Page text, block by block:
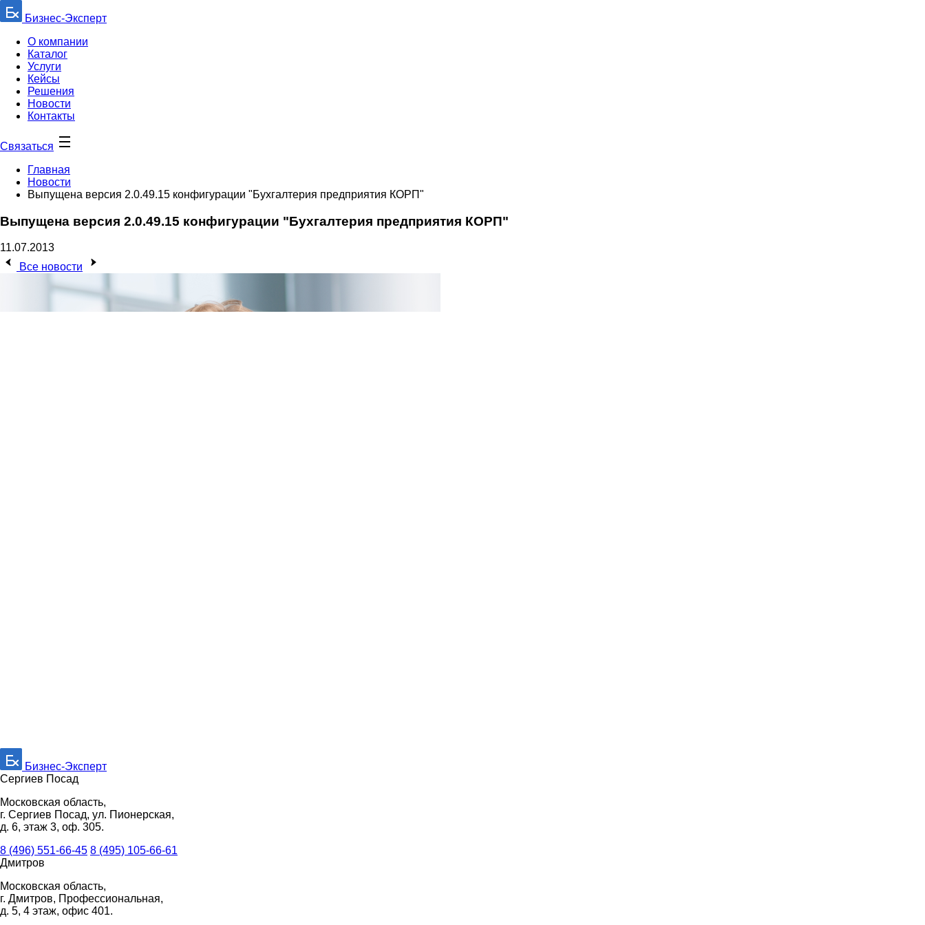
Бизнес-Эксперт
О компании
Каталог
Услуги
Кейсы
Решения
Новости
Контакты
Связаться
Главная
Новости
Выпущена версия 2.0.49.15 конфигурации "Бухгалтерия предприятия КОРП"
Выпущена версия 2.0.49.15 конфигурации "Бухгалтерия предприятия КОРП"
11.07.2013
Все новости
Бизнес-Эксперт
Сергиев Посад
Московская область,
г. Сергиев Посад, ул. Пионерская,
д. 6, этаж 3, оф. 305.
8 (496) 551-66-45 8 (495) 105-66-61
Дмитров
Московская область,
г. Дмитров, Профессиональная,
д. 5, 4 этаж, офис 401.